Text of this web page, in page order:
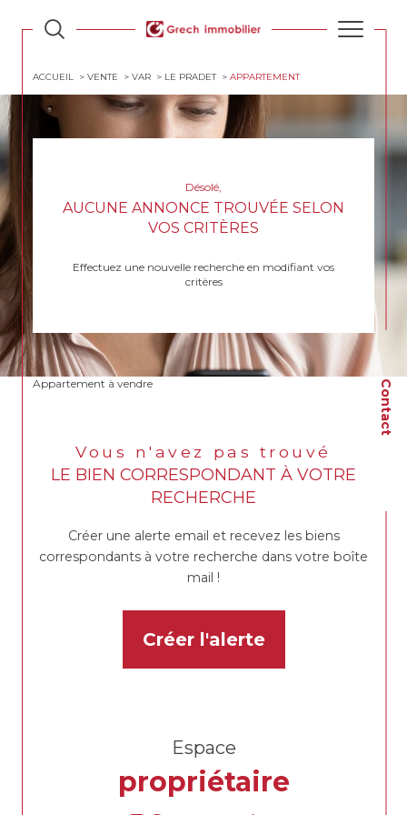
Contact
ACCUEIL VENTE VAR LE PRADET APPARTEMENT
Désolé,
AUCUNE ANNONCE TROUVÉE SELON
VOS CRITÈRES
Effectuez une nouvelle recherche en modifiant vos
critères
Appartement à vendre
Vous n'avez pas trouvé
LE BIEN CORRESPONDANT À VOTRE
RECHERCHE
Créer une alerte email et recevez les biens
correspondants à votre recherche dans votre boîte
mail !
Créer l'alerte
Espace
propriétaire